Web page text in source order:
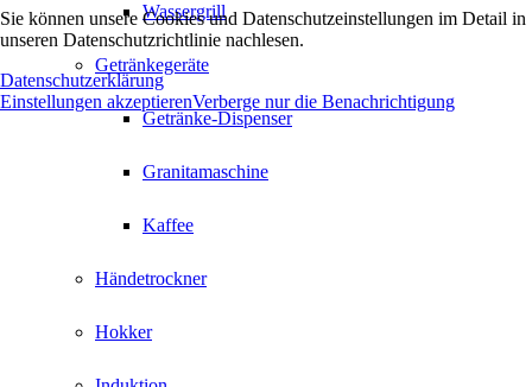
Wassergrill
Getränkegeräte
Getränke-Dispenser
Granitamaschine
Kaffee
Händetrockner
Hokker
Sie können unsere Cookies und Datenschutzeinstellungen im Detail in
unseren Datenschutzrichtlinie nachlesen.
Datenschutzerklärung
Einstellungen akzeptierenVerberge nur die Benachrichtigung